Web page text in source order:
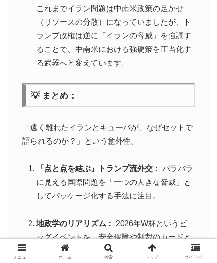
これまでイラン問題は中南米政策の足かせ
（リソースの分散）になっていましたが、ト
ランプ政権は逆に「イランの脅威」を強調す
ることで、中南米における強硬策を正当化す
る武器へと変えています。
💡 まとめ：
「遠く離れたイランとキューバが、なぜセットで
語られるのか？」という意外性。
「点と点を結ぶ」トランプ流外交： バラバラ
に見える国際問題を「一つの大きな脅威」と
してパッケージ化する手法に注目。
地政学のリアリズム：
2026年W杯というビ
ッグイベントを、安全保障や制裁のカードと
して利用する冷徹な戦略眼。
メニュー ホーム 検索 トップ サイドバー